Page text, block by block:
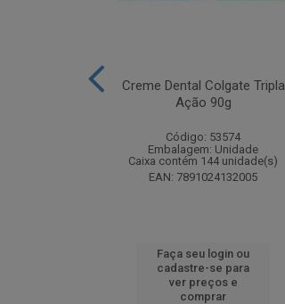
Creme Dental Colgate Tripla
Ação 90g
Código: 53574
Embalagem: Unidade
Caixa contém 144 unidade(s)
EAN: 7891024132005
Faça seu login ou
cadastre-se para
ver preços e
comprar